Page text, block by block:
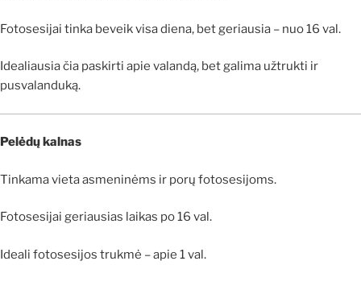
Fotosesijai tinka beveik visa diena, bet geriausia – nuo 16 val.
Idealiausia čia paskirti apie valandą, bet galima užtrukti ir
pusvalanduką.
Pelėdų kalnas
Tinkama vieta asmeninėms ir porų fotosesijoms.
Fotosesijai geriausias laikas po 16 val.
Ideali fotosesijos trukmė – apie 1 val.